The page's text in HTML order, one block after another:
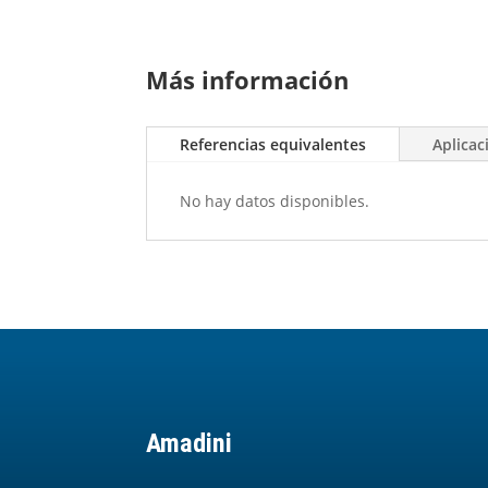
Más información
Referencias equivalentes
No hay datos disponibles.
Amadini